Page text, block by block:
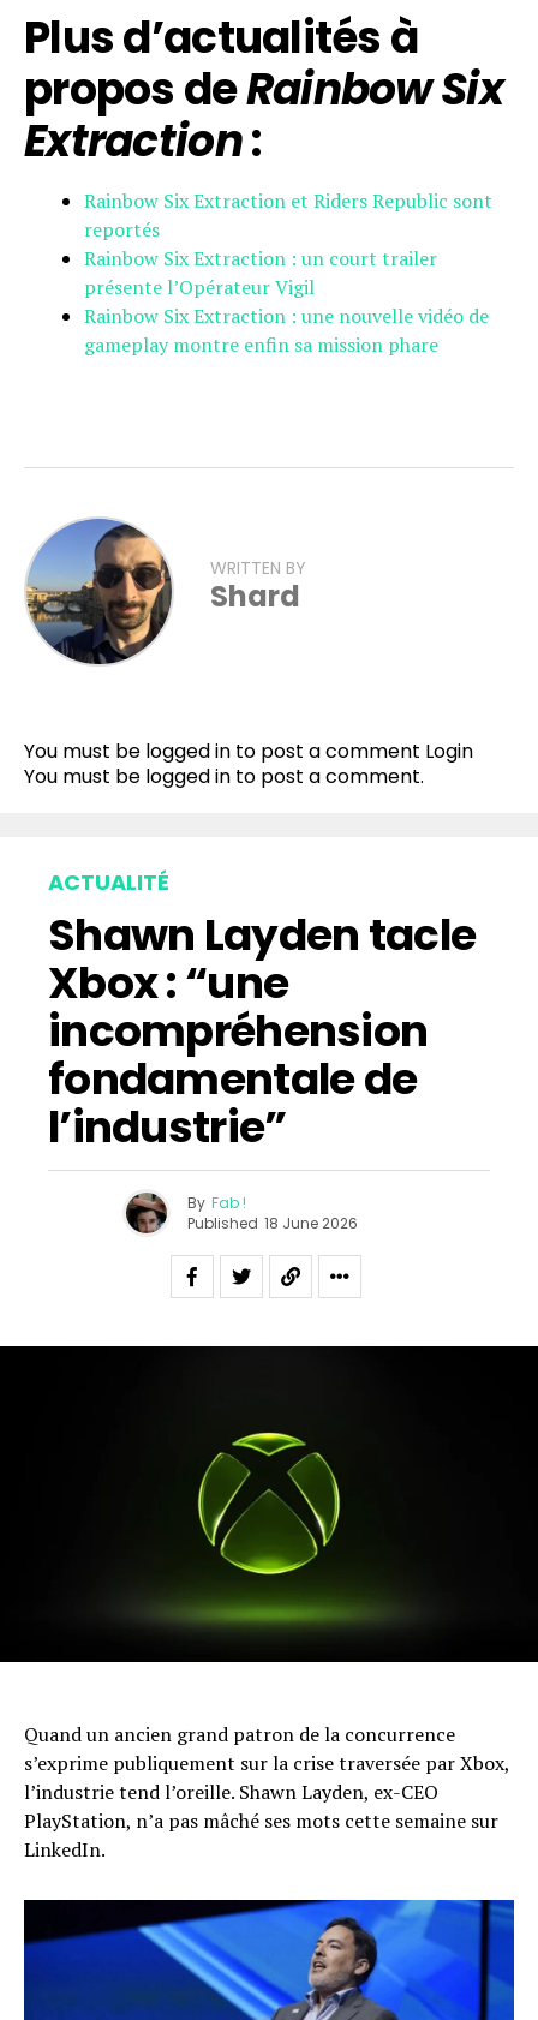
Plus d’actualités à
propos deRainbow Six
Extraction:
Rainbow Six Extraction et Riders Republic sont
reportés
Rainbow Six Extraction : un court trailer
présente l’Opérateur Vigil
Rainbow Six Extraction : une nouvelle vidéo de
gameplay montre enfin sa mission phare
WRITTEN BY
Shard
You must be logged in to post a comment Login
You must be logged in to post a comment.
ACTUALITÉ
Shawn Layden tacle
Xbox : “une
incompréhension
fondamentale de
l’industrie”
By Fab !
Published 18 June 2026
Quand un ancien grand patron de la concurrence
s’exprime publiquement sur la crise traversée par Xbox,
l’industrie tend l’oreille. Shawn Layden, ex-CEO
PlayStation, n’a pas mâché ses mots cette semaine sur
LinkedIn.
Pinterest